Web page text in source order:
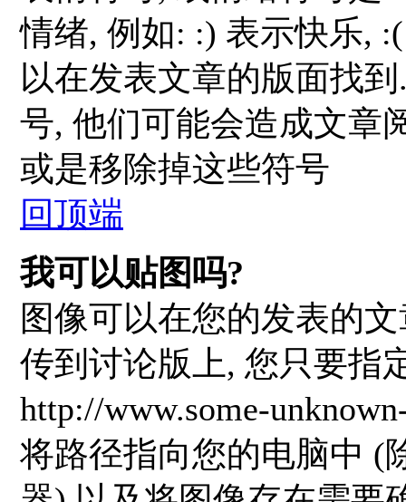
情绪, 例如: :) 表示快乐,
以在发表文章的版面找
号, 他们可能会造成文章
或是移除掉这些符号
回顶端
我可以贴图吗?
图像可以在您的发表的
传到讨论版上, 您只要指
http://www.some-
将路径指向您的电脑中 (